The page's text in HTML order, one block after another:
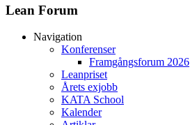
Lean Forum
Navigation
Konferenser
Framgångsforum 2026
Leanpriset
Årets exjobb
KATA School
Kalender